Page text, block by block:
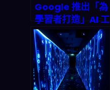
Google 推出「為
學習者打造」AI 工
具：從考試到畢業
流程都能自動化，
2026 教育科技要
怎麼接？